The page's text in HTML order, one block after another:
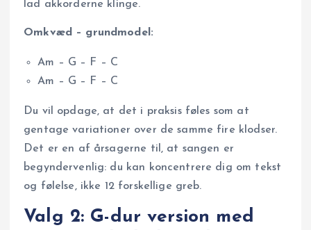
lad akkorderne klinge.
Omkvæd – grundmodel:
Am – G – F – C
Am – G – F – C
Du vil opdage, at det i praksis føles som at
gentage variationer over de samme fire klodser.
Det er en af årsagerne til, at sangen er
begyndervenlig: du kan koncentrere dig om tekst
og følelse, ikke 12 forskellige greb.
Valg 2: G-dur version med